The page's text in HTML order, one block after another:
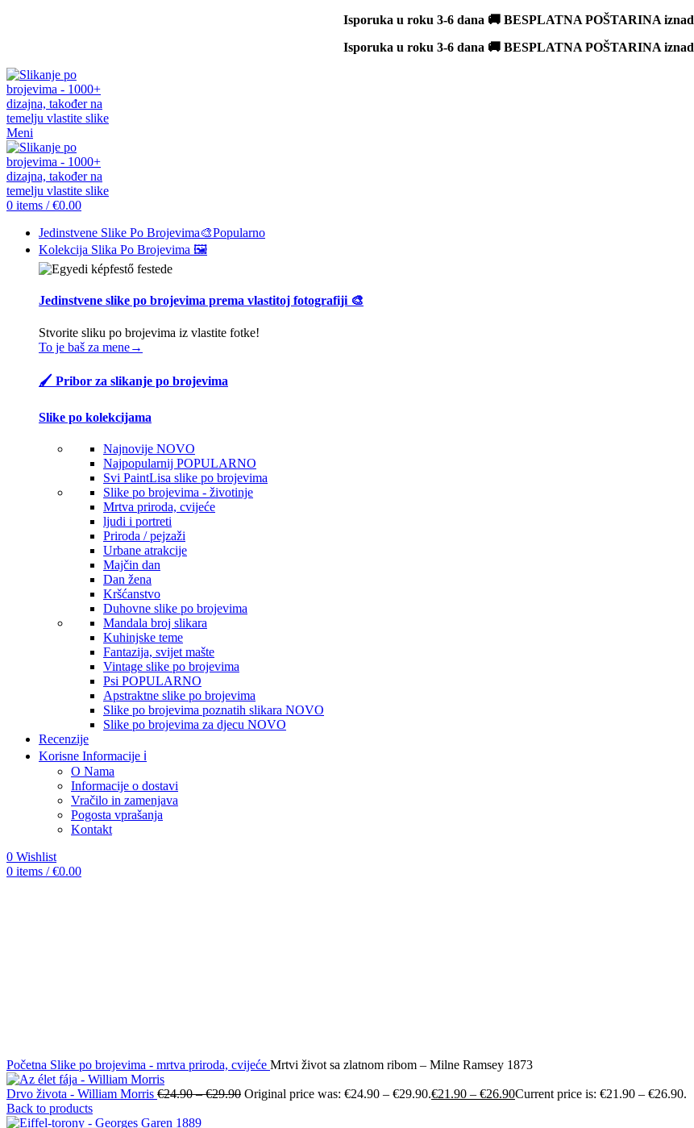
Isporuka u roku 3-6 dana 🚚 BESPLATNA POŠTARINA iznad
Isporuka u roku 3-6 dana 🚚 BESPLATNA POŠTARINA iznad
Meni
0 items / €0.00
Jedinstvene Slike Po Brojevima🎨Popularno
Kolekcija Slika Po Brojevima 🖼️
Jedinstvene slike po brojevima prema vlastitoj fotografiji 🎨
Stvorite sliku po brojevima iz vlastite fotke!
To je baš za mene→
🖌️ Pribor za slikanje po brojevima
Slike po kolekcijama
Najnovije NOVO
Najpopularnij POPULARNO
Svi PaintLisa slike po brojevima
Slike po brojevima - životinje
Mrtva priroda, cvijeće
ljudi i portreti
Priroda / pejzaži
Urbane atrakcije
Majčin dan
Dan žena
Kršćanstvo
Duhovne slike po brojevima
Mandala broj slikara
Kuhinjske teme
Fantazija, svijet mašte
Vintage slike po brojevima
Psi POPULARNO
Apstraktne slike po brojevima
Slike po brojevima poznatih slikara NOVO
Slike po brojevima za djecu NOVO
Recenzije
Korisne Informacije ℹ️
O Nama
Informacije o dostavi
Vračilo in zamenjava
Pogosta vprašanja
Kontakt
0 Wishlist
0 items / €0.00
Početna Slike po brojevima - mrtva priroda, cvijeće Mrtvi život sa zlatnom ribom – Milne Ramsey 1873
Drvo života - William Morris €24.90–€29.90 Original price was: €24.90 – €29.90.€21.90 – €26.90Current price is: €21.90 – €26.90.
Back to products